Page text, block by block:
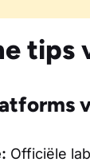
tips
Officiële